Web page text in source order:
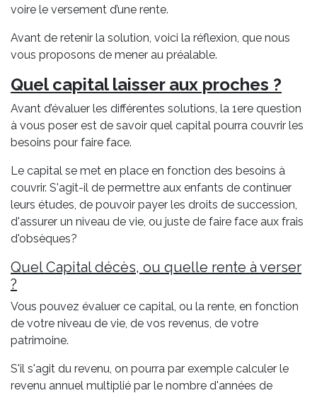
voire le versement d’une rente.
Avant de retenir la solution, voici la réflexion, que nous
vous proposons de mener au préalable.
Quel capital laisser aux proches ?
Avant d’évaluer les différentes solutions, la 1ere question
à vous poser est de savoir quel capital pourra couvrir les
besoins pour faire face.
Le capital se met en place en fonction des besoins à
couvrir. S'agit-il de permettre aux enfants de continuer
leurs études, de pouvoir payer les droits de succession,
d'assurer un niveau de vie, ou juste de faire face aux frais
d'obsèques?
Quel Capital décès, ou quelle rente à verser
?
Vous pouvez évaluer ce capital, ou la rente, en fonction
de votre niveau de vie, de vos revenus, de votre
patrimoine.
S'il s'agit du revenu, on pourra par exemple calculer le
revenu annuel multiplié par le nombre d'années de